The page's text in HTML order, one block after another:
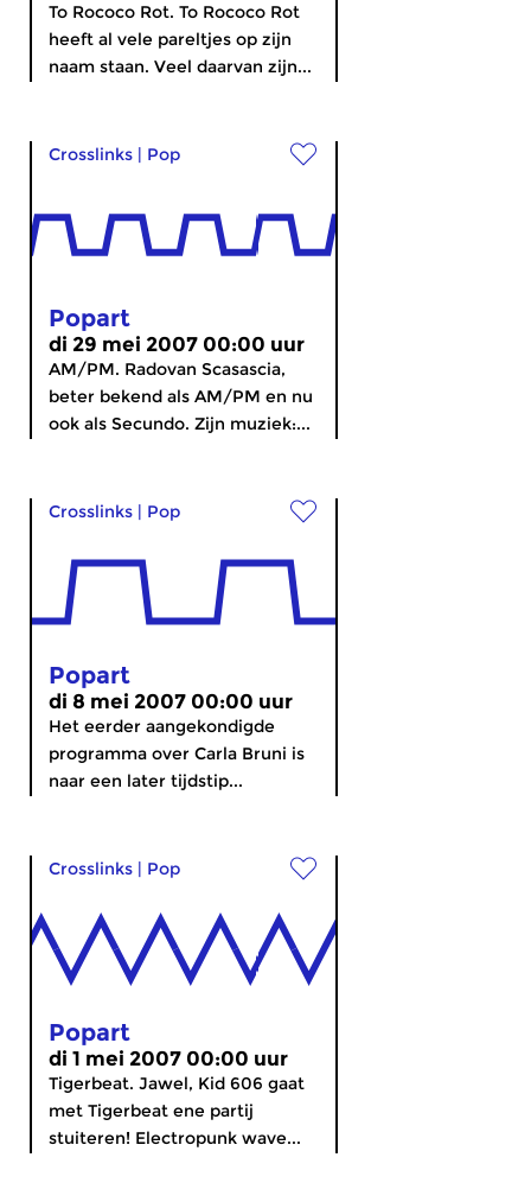
To Rococo Rot. To Rococo Rot
heeft al vele pareltjes op zijn
naam staan. Veel daarvan zijn...
Crosslinks | Pop
Popart
di 29 mei 2007 00:00 uur
AM/PM. Radovan Scasascia,
beter bekend als AM/PM en nu
ook als Secundo. Zijn muziek:...
Crosslinks | Pop
Popart
di 8 mei 2007 00:00 uur
Het eerder aangekondigde
programma over Carla Bruni is
naar een later tijdstip...
Crosslinks | Pop
Popart
di 1 mei 2007 00:00 uur
Tigerbeat. Jawel, Kid 606 gaat
met Tigerbeat ene partij
stuiteren! Electropunk wave...